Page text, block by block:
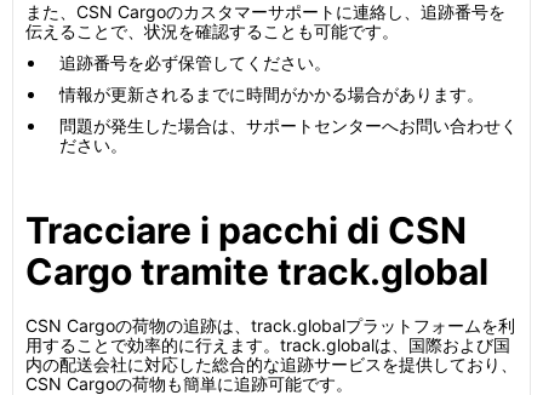
また、CSN Cargoのカスタマーサポートに連絡し、追跡番号を
伝えることで、状況を確認することも可能です。
追跡番号を必ず保管してください。
情報が更新されるまでに時間がかかる場合があります。
問題が発生した場合は、サポートセンターへお問い合わせく
ださい。
Tracciare i pacchi di CSN
Cargo tramite track.global
CSN Cargoの荷物の追跡は、track.globalプラットフォームを利
用することで効率的に行えます。track.globalは、国際および国
内の配送会社に対応した総合的な追跡サービスを提供しており、
CSN Cargoの荷物も簡単に追跡可能です。